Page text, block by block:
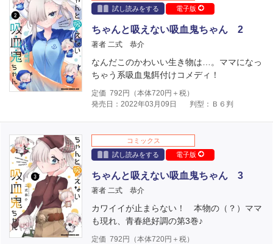
試し読みをする
電子版
ちゃんと吸えない吸血鬼ちゃん 2
著者 二式 恭介
なんだこのかわいい生き物は…。ママになっ
ちゃう系吸血鬼餌付けコメディ！
定価 792 円（本体720円＋税）
発売日：2022年03月09日
判型：Ｂ６判
コミックス
試し読みをする
電子版
ちゃんと吸えない吸血鬼ちゃん 3
著者 二式 恭介
カワイイが止まらない！ 本物の（？）ママ
も現れ、青春絶好調の第3巻♪
定価 792 円（本体720円＋税）